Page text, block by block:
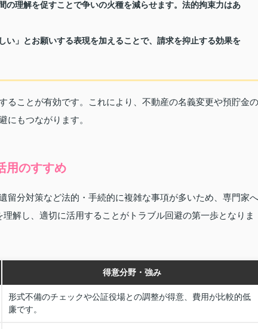
の理解を促すことで争いの火種を減らせます。法的拘束力はあ
い」とお願いする表現を加えることで、請求を抑止する効果を
ることが有効です。これにより、不動産の名義変更や預貯金の
にもつながります。
用のすすめ
留分対策など法的・手続的に複雑な事項が多いため、専門家へ
解し、適切に活用することがトラブル回避の第一歩となりま
得意分野・強み
形式不備のチェックや公証役場との調整が得意、費用が比較的低
廉です。